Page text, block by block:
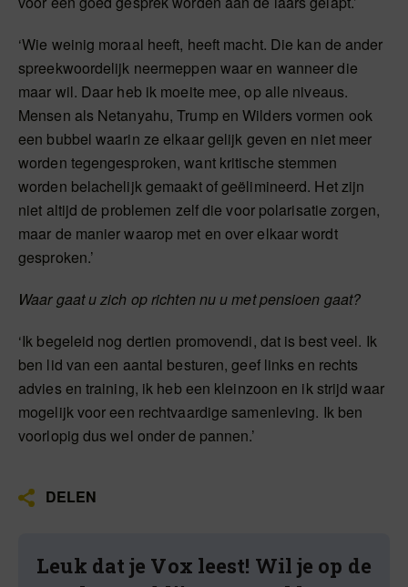
‘Wie weinig moraal heeft, heeft macht. Die kan de ander
spreekwoordelijk neermeppen waar en wanneer die
maar wil. Daar heb ik moeite mee, op alle niveaus.
Mensen als Netanyahu, Trump en Wilders vormen ook
een bubbel waarin ze elkaar gelijk geven en niet meer
worden tegengesproken, want kritische stemmen
worden belachelijk gemaakt of geëlimineerd. Het zijn
niet altijd de problemen zelf die voor polarisatie zorgen,
maar de manier waarop met en over elkaar wordt
gesproken.’
Waar gaat u zich op richten nu u met pensioen gaat?
‘Ik begeleid nog dertien promovendi, dat is best veel. Ik
ben lid van een aantal besturen, geef links en rechts
advies en training, ik heb een kleinzoon en ik strijd waar
mogelijk voor een rechtvaardige samenleving. Ik ben
voorlopig dus wel onder de pannen.’
DELEN
Leuk dat je Vox leest! Wil je op de